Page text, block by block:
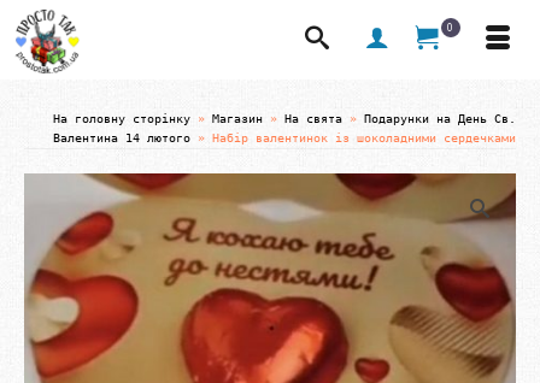
0
На головну сторінку » Магазин » На свята » Подарунки на День Св.
Валентина 14 лютого
» Набір валентинок із шоколадними сердечками